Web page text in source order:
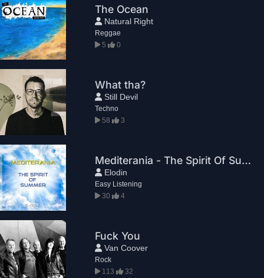
The Ocean
Natural Right
Reggae
5
0
What tha?
Still Devil
Techno
58
3
Mediterania - The Spirit Of Summer
Elodin
Easy Listening
30
4
Fuck You
Van Coover
Rock
113
32